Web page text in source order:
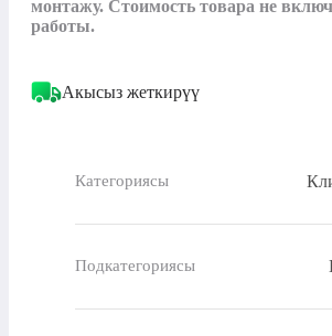
монтажу. Стоимость товара не
работы.
Акысыз жеткирүү
Категориясы
Подкатегориясы